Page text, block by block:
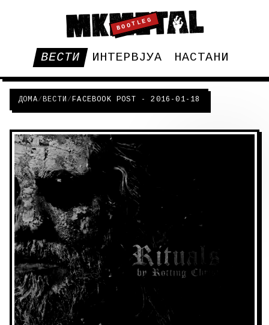
BOOTLEG
ВЕСТИ ИНТЕРВЈУА НАСТАНИ
ДОМА/ВЕСТИ /FACEBOOK POST - 2016-01-18